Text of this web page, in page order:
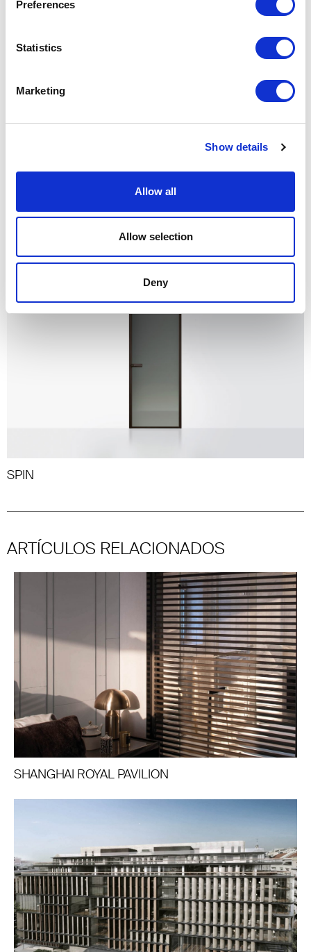
Preferences
Statistics
Marketing
Show details
Allow all
Allow selection
Deny
VELARIA
SPIN
ARTÍCULOS RELACIONADOS
SHANGHAI ROYAL PAVILION